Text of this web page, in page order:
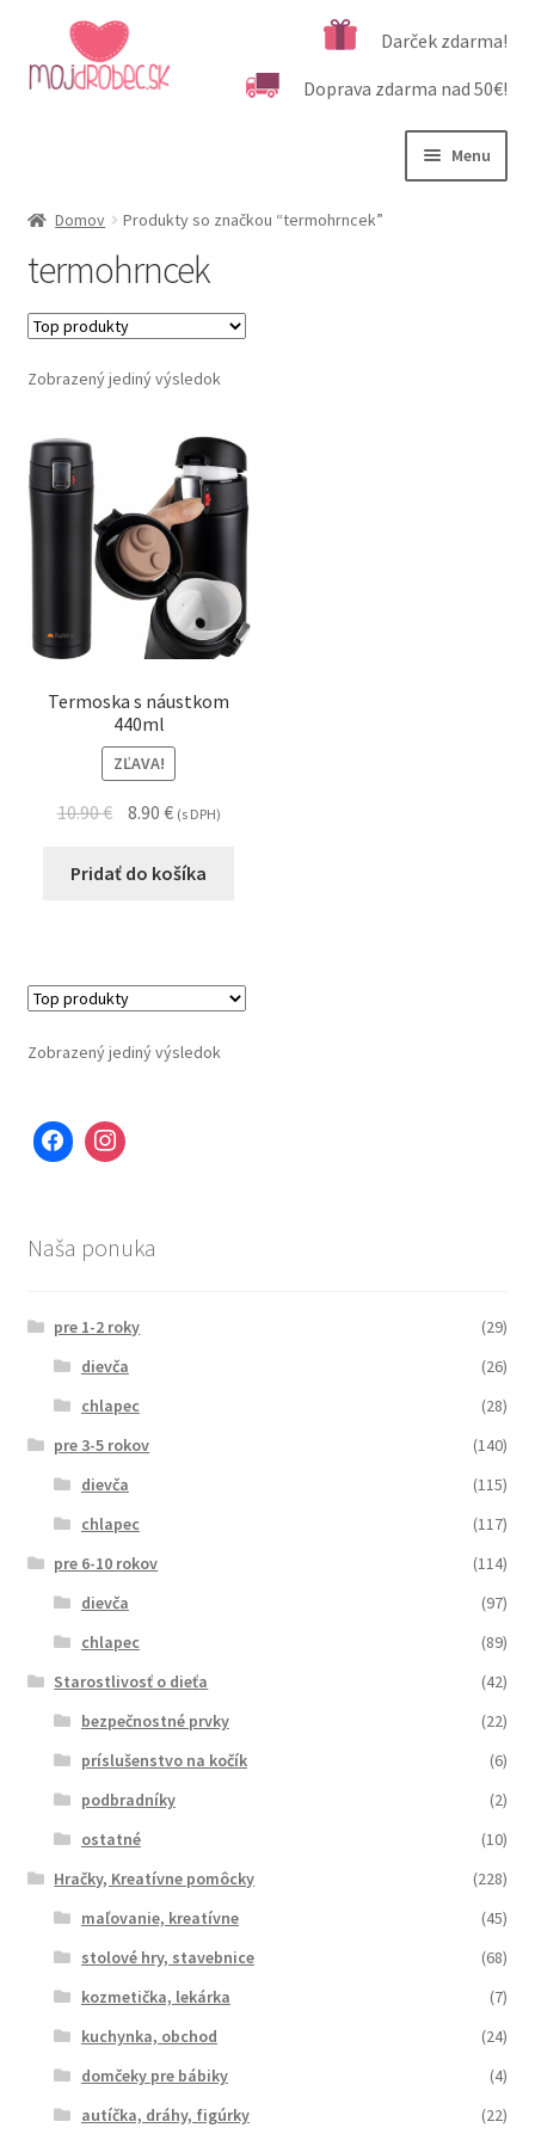
Preskočiť
na
navigáciu
Preskočiť
na
obsah
Darček zdarma!
Doprava zdarma nad 50€!
Menu
Podľa veku
Kategórie produktov
Dôležité informácie
Domov Produkty so značkou “termohrncek”
termohrncek
Zobrazený jediný výsledok
Termoska s náustkom
440ml
ZĽAVA!
10.90€ 8.90 € (s DPH)
Pridať do košíka
Zobrazený jediný výsledok
Naša ponuka
pre 1-2 roky
(29)
dievča
(26)
chlapec
(28)
pre 3-5 rokov
(140)
dievča
(115)
chlapec
(117)
pre 6-10 rokov
(114)
dievča
(97)
chlapec
(89)
Starostlivosť o dieťa
(42)
bezpečnostné prvky
(22)
príslušenstvo na kočík
(6)
podbradníky
(2)
ostatné
(10)
Hračky, Kreatívne pomôcky
(228)
maľovanie, kreatívne
(45)
stolové hry, stavebnice
(68)
kozmetička, lekárka
(7)
kuchynka, obchod
(24)
domčeky pre bábiky
(4)
autíčka, dráhy, figúrky
(22)